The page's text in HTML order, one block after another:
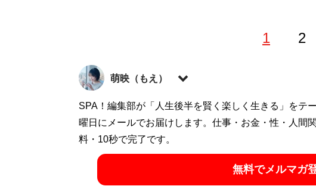
1 2
萌映（もえ）
興味や思考・気づきを活かすエンタメ系ライター。『
エンタメ以外の趣味は散歩。話を聞く・会話をするこ
記事一覧へ
SPA！編集部が「人生後半を賢く楽しく生きる」をテ
曜日にメールでお届けします。仕事・お金・性・人
料・10秒で完了です。
無料でメルマ